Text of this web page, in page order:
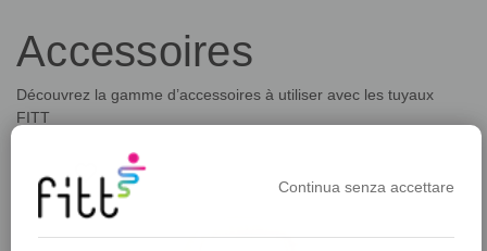
Continua senza accettare
Accessoires
Découvrez la gamme d’accessoires à utiliser avec les tuyaux
FITT
favorite_border